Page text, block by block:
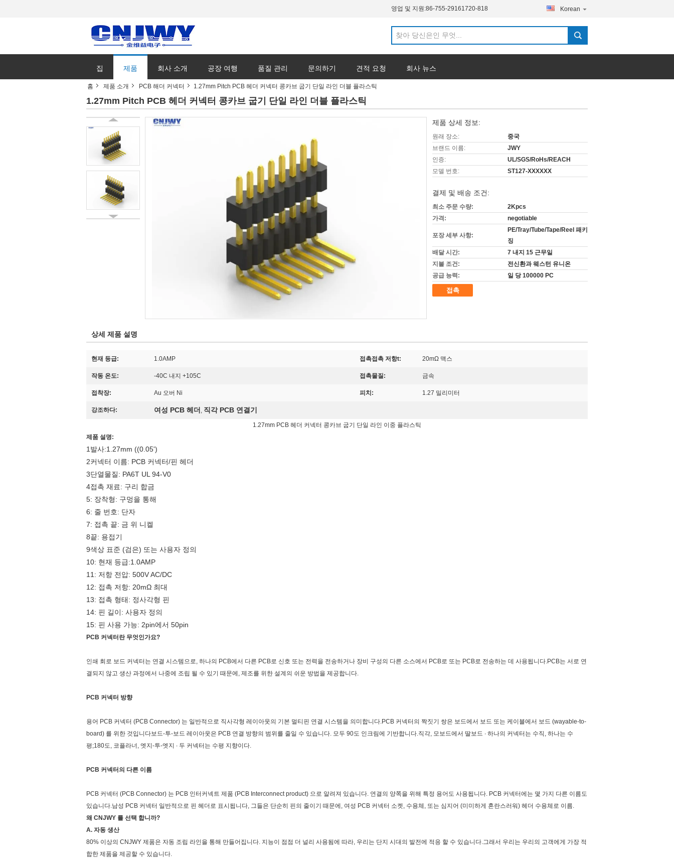
영업 및 지원:86-755-29161720-818 Korean
집 제품 회사 소개 공장 여행 품질 관리 문의하기 견적 요청 회사 뉴스
홈 제품 소개 PCB 해더 커넥터 1.27mm Pitch PCB 헤더 커넥터 콩카브 굽기 단일 라인 더블 플라스틱
1.27mm Pitch PCB 헤더 커넥터 콩카브 굽기 단일 라인 더블 플라스틱
제품 상세 정보:
원래 장소:
중국
브랜드 이름:
JWY
인증:
UL/SGS/RoHs/REACH
모델 번호:
ST127-XXXXXX
결제 및 배송 조건:
최소 주문 수량:
2Kpcs
가격:
negotiable
포장 세부 사항:
PE/Tray/Tube/Tape/Reel 패키
징
배달 시간:
7 내지 15 근무일
지불 조건:
전신환과 웨스턴 유니온
공급 능력:
일 당 100000 PC
접촉
상세 제품 설명
현재 등급: 1.0AMP 접촉접촉 저항t: 20mΩ 맥스
작동 온도: -40C 내지 +105C 접촉물질: 금속
접착장: Au 오버 Ni 피치: 1.27 밀리미터
강조하다: 여성 PCB 헤더 , 직각 PCB 연결기
1.27mm PCB 헤더 커넥터 콩카브 굽기 단일 라인 이중 플라스틱
제품 설명:
1발사:1.27mm ((0.05')
2커넥터 이름: PCB 커넥터/핀 헤더
3단열물질: PA6T UL 94-V0
4접촉 재료: 구리 합금
5: 장착형: 구멍을 통해
6: 줄 번호: 단자
7: 접촉 끝: 금 위 니켈
8끝: 용접기
9색상 표준 (검은) 또는 사용자 정의
10: 현재 등급:1.0AMP
11: 저항 전압: 500V AC/DC
12: 접촉 저항: 20mΩ 최대
13: 접촉 형태: 정사각형 핀
14: 핀 길이: 사용자 정의
15: 핀 사용 가능: 2pin에서 50pin
PCB 커넥터란 무엇인가요?
인쇄 회로 보드 커넥터는 연결 시스템으로, 하나의 PCB에서 다른 PCB로 신호 또는 전력을 전송하거나 장비 구성의 다른 소스에서 PCB로 또는 PCB로 전송하는 데 사용됩니다.PCB는 서로 연
결되지 않고 생산 과정에서 나중에 조립 될 수 있기 때문에, 제조를 위한 설계의 쉬운 방법을 제공합니다.
PCB 커넥터 방향
용어 PCB 커넥터 (PCB Connector) 는 일반적으로 직사각형 레이아웃의 기본 멀티핀 연결 시스템을 의미합니다.PCB 커넥터의 짝짓기 쌍은 보드에서 보드 또는 케이블에서 보드 (wayable-to-
board) 를 위한 것입니다보드-투-보드 레이아웃은 PCB 연결 방향의 범위를 줄일 수 있습니다. 모두 90도 인크림에 기반합니다.직각, 모보드에서 딸보드 ∙ 하나의 커넥터는 수직, 하나는 수
평;180도, 코플라너, 엣지-투-엣지 ∙ 두 커넥터는 수평 지향이다.
PCB 커넥터의 다른 이름
PCB 커넥터 (PCB Connector) 는 PCB 인터커넥트 제품 (PCB Interconnect product) 으로 알려져 있습니다. 연결의 양쪽을 위해 특정 용어도 사용됩니다. PCB 커넥터에는 몇 가지 다른 이름도
있습니다.남성 PCB 커넥터 일반적으로 핀 헤더로 표시됩니다, 그들은 단순히 핀의 줄이기 때문에, 여성 PCB 커넥터 소켓, 수용체, 또는 심지어 (미미하게 혼란스러워) 헤더 수용체로 이름.
왜 CNJWY 를 선택 합니까?
A. 자동 생산
80% 이상의 CNJWY 제품은 자동 조립 라인을 통해 만들어집니다. 지능이 점점 더 널리 사용됨에 따라, 우리는 단지 시대의 발전에 적응 할 수 있습니다.그래서 우리는 우리의 고객에게 가장 적
합한 제품을 제공할 수 있습니다.